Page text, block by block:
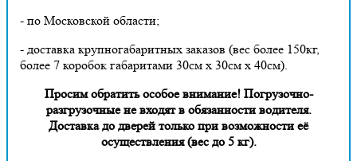
- по Московской области;
- доставка крупногабаритных заказов (вес более 150кг,
более 7 коробок габаритами 30см х 30см х 40см).
Просим обратить особое внимание! Погрузочно-
разгрузочные не входят в обязанности водителя.
Доставка до дверей только при возможности её
осуществления (вес до 5 кг).